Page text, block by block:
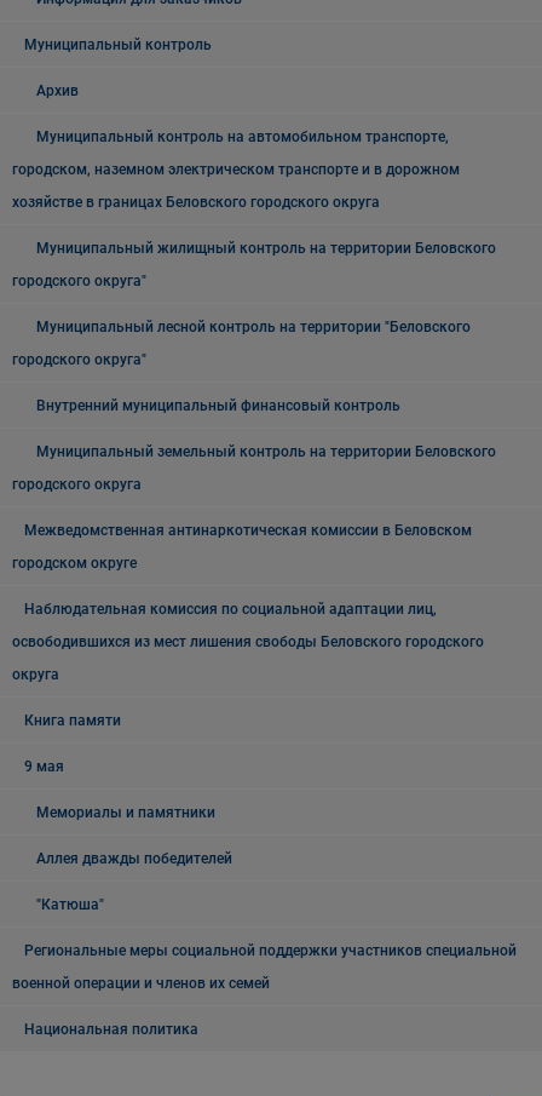
Муниципальный контроль
Архив
Муниципальный контроль на автомобильном транспорте,
городском, наземном электрическом транспорте и в дорожном
хозяйстве в границах Беловского городского округа
Муниципальный жилищный контроль на территории Беловского
городского округа"
Муниципальный лесной контроль на территории "Беловского
городского округа"
Внутренний муниципальный финансовый контроль
Муниципальный земельный контроль на территории Беловского
городского округа
Межведомственная антинаркотическая комиссии в Беловском
городском округе
Наблюдательная комиссия по социальной адаптации лиц,
освободившихся из мест лишения свободы Беловского городского
округа
Книга памяти
9 мая
Мемориалы и памятники
Аллея дважды победителей
"Катюша"
Региональные меры социальной поддержки участников специальной
военной операции и членов их семей
Национальная политика